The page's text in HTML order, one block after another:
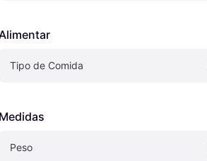
Tipo de Comida
Medidas
Peso